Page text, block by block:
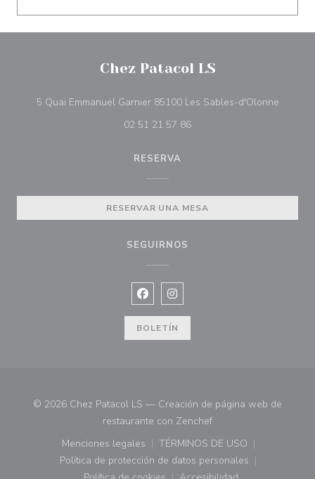
Chez Patacol LS
5 Quai Emmanuel Garnier 85100 Les Sables-d'Olonne((abre
02 51 21 57 86
RESERVA
RESERVAR UNA MESA
SEGUIRNOS
Facebook ((abre en una nueva
Instagram ((abre en una
BOLETÍN
© 2026 Chez Patacol LS — Creación de página web de
restaurante con Zenchef((abre en una nueva
Menciones legales
((abre en una nueva ventana))
TÉRMINOS DE USO
((abre en una nueva
Política de protección de datos personales
((abre en una nueva ventana))